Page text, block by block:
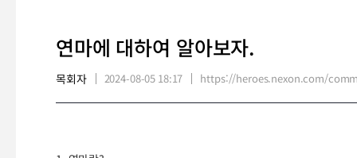
연마에 대하여 알아보자.
목회자 2024-08-05 18:17 https://heroes.nexon.com/